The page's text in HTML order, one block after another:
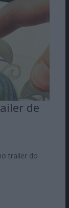
de
trailer do